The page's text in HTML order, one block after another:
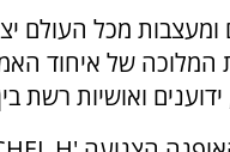
של איחוד
ואושיות רשת